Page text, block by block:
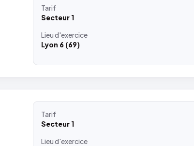
Tarif
Secteur 1
Lieud'exercice
Lyon 6 (69)
Tarif
Secteur 1
Lieud'exercice